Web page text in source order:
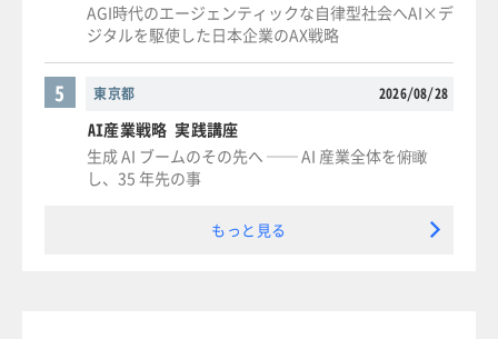
AGI時代のエージェンティックな自律型社会へAI×デ
ジタルを駆使した日本企業のAX戦略
東京都 2026/08/28
5
AI産業戦略 実践講座
生成 AI ブームのその先へ ── AI 産業全体を俯瞰
し、35 年先の事
もっと見る